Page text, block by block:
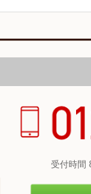
受付時間